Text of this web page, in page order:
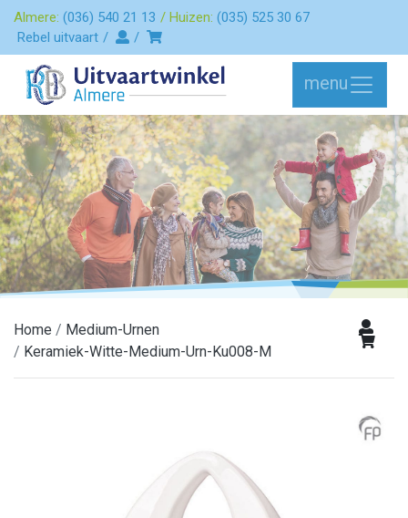
Almere: (036) 540 21 13 Huizen: (035) 525 30 67
Rebel uitvaart
menu
Home
Medium-Urnen
Keramiek-Witte-Medium-Urn-Ku008-M